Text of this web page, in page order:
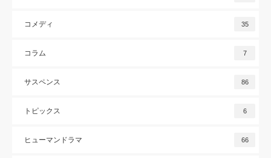
コメディ 35
コラム 7
サスペンス 86
トピックス 6
ヒューマンドラマ 66